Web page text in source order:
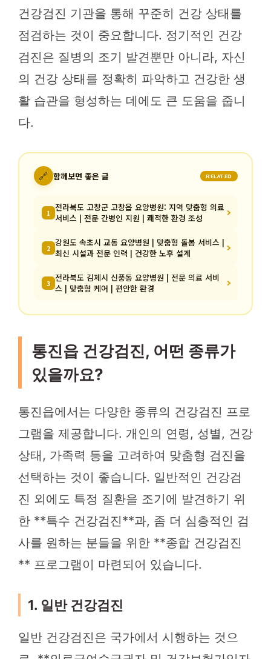
건강검진 기관을 통해 꾸준히 건강 상태를
점검하는 것이 중요합니다. 정기적인 건강
검진은 질병의 조기 발견뿐만 아니라, 자신
의 건강 상태를 정확히 파악하고 건강한 생
활 습관을 형성하는 데에도 큰 도움을 줍니
다.
🔗 함께보면 좋은 글 RELATED
1 전라북도 고창군 고창읍 요양병원: 지역 맞춤형 의료
서비스 | 전문 간병인 지원 | 쾌적한 환경 조성
2 강원도 속초시 교동 요양병원 | 맞춤형 돌봄 서비스 |
최신 시설과 전문 인력 | 건강한 노후 설계
3 전라북도 김제시 신풍동 요양병원 | 전문 의료 서비
스 | 맞춤형 케어 | 편안한 환경
통진읍 건강검진, 어떤 종류가
있을까요?
통진읍에서는 다양한 종류의 건강검진 프로
그램을 제공합니다. 개인의 연령, 성별, 건강
상태, 가족력 등을 고려하여 맞춤형 검진을
선택하는 것이 좋습니다. 일반적인 건강검
진 외에도 특정 질환을 조기에 발견하기 위
한 **특수 건강검진**과, 좀 더 심층적인 검
사를 원하는 분들을 위한 **종합 건강검진
** 프로그램이 마련되어 있습니다.
1. 일반 건강검진
일반 건강검진은 국가에서 시행하는 것으